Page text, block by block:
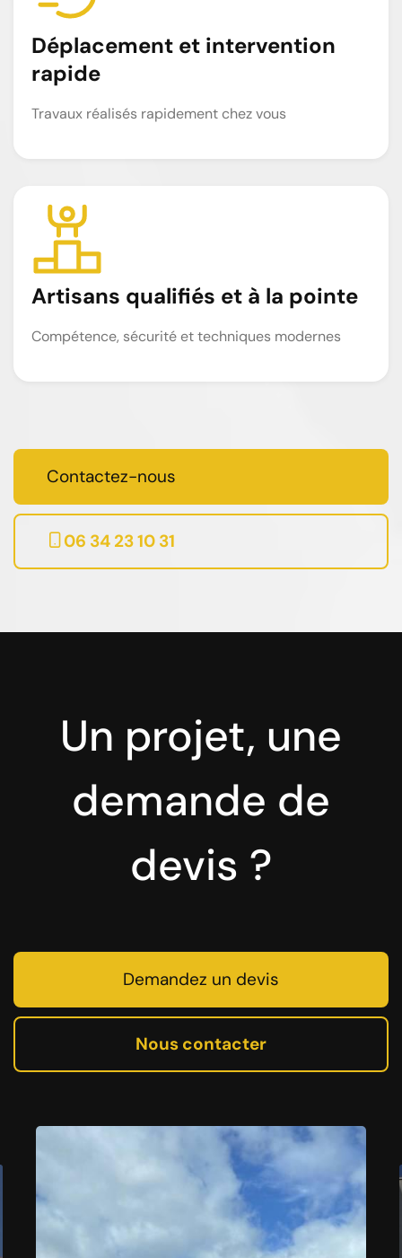
Déplacement et intervention
rapide
Travaux réalisés rapidement chez vous
Artisans qualifiés et à la pointe
Compétence, sécurité et techniques modernes
Contactez-nous
06 34 23 10 31
Un projet, une
demande de
devis ?
Demandez un devis
Nous contacter